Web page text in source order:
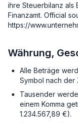
ihre Steuerbilanz als
Finanzamt. Official
https://
Währung,
Alle Beträge
Symbol nach der
Tausender
einem Komma
1.234.567,89 €).